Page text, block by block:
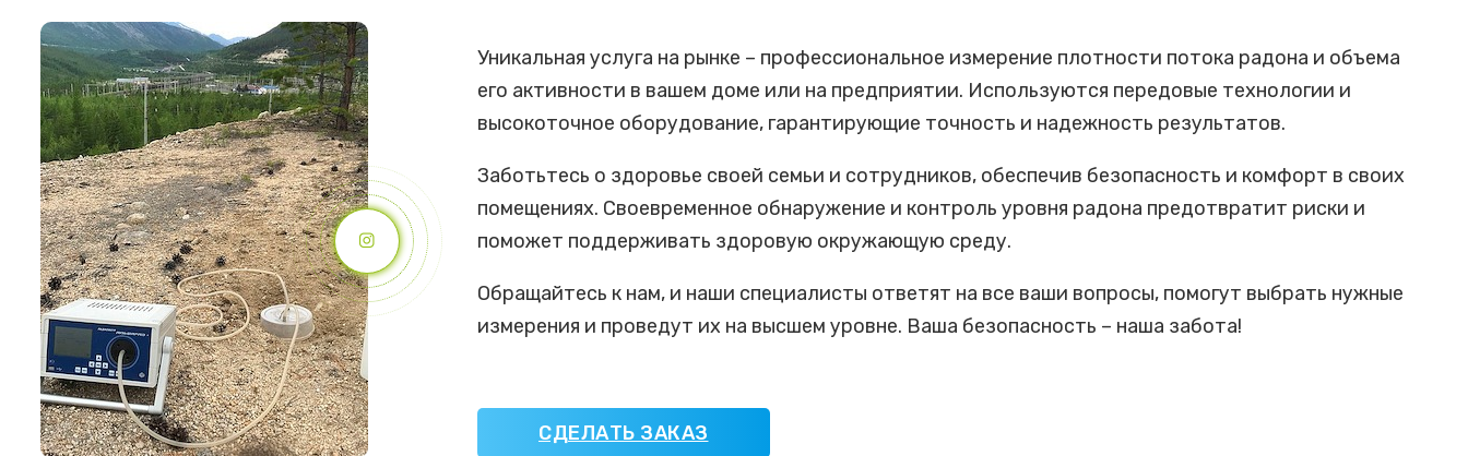
Уникальная услуга на рынке – профессиональное измерение плотности потока радона и объема
его активности в вашем доме или на предприятии. Используются передовые технологии и
высокоточное оборудование, гарантирующие точность и надежность результатов.
Заботьтесь о здоровье своей семьи и сотрудников, обеспечив безопасность и комфорт в своих
помещениях. Своевременное обнаружение и контроль уровня радона предотвратит риски и
поможет поддерживать здоровую окружающую среду.
Обращайтесь к нам, и наши специалисты ответят на все ваши вопросы, помогут выбрать нужные
измерения и проведут их на высшем уровне. Ваша безопасность – наша забота!
СДЕЛАТЬ ЗАКАЗ